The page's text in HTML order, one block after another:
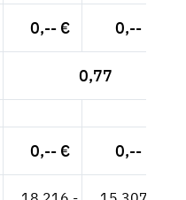
0,-- € 0,-- €
0,77
0,-- € 0,-- €